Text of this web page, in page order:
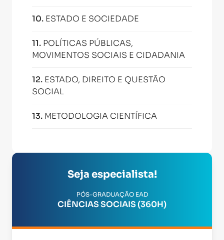
10. ESTADO E SOCIEDADE
11. POLÍTICAS PÚBLICAS,
MOVIMENTOS SOCIAIS E CIDADANIA
12. ESTADO, DIREITO E QUESTÃO
SOCIAL
13. METODOLOGIA CIENTÍFICA
Seja especialista!
PÓS-GRADUAÇÃO EAD
CIÊNCIAS SOCIAIS (360H)